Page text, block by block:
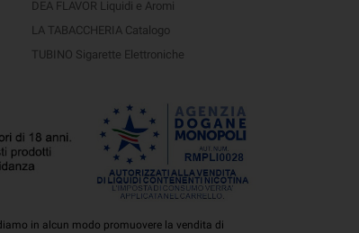
DEA FLAVOR Liquidi e Aromi
LA TABACCHERIA Catalogo
TUBINO Sigarette Elettroniche
in alcun modo promuovere la vendita di